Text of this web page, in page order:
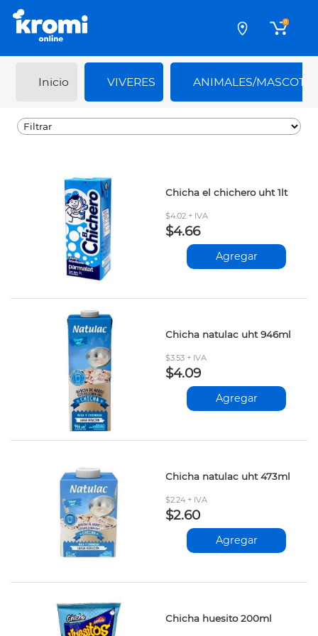
0
Inicio VIVERES ANIMALES/
Chicha el chichero uht 1lt
$4.02 + IVA
$4.66
Agregar
Chicha natulac uht 946ml
$3.53 + IVA
$4.09
Agregar
Chicha natulac uht 473ml
$2.24 + IVA
$2.60
Agregar
Chicha huesito 200ml